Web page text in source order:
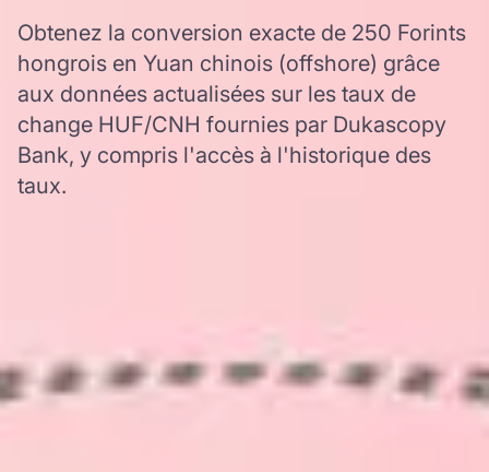
Obtenez la conversion exacte de 250 Forints
hongrois en Yuan chinois (offshore) grâce
aux données actualisées sur les taux de
change HUF/CNH fournies par Dukascopy
Bank, y compris l'accès à l'historique des
taux.